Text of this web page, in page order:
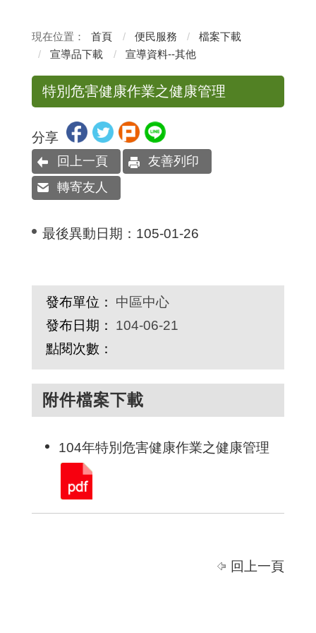
首頁 便民服務
檔案下載
宣導品下載
宣導資料--其他
特別危害健康作業之健康管理
分享
回上一頁
友善列印
轉寄友人
最後異動日期： 105-01-26
發布單位：
中區中心
發布日期：
104-06-21
點閱次數：
附件檔案下載
104年特別危害健康作業之健康管理
回上一頁